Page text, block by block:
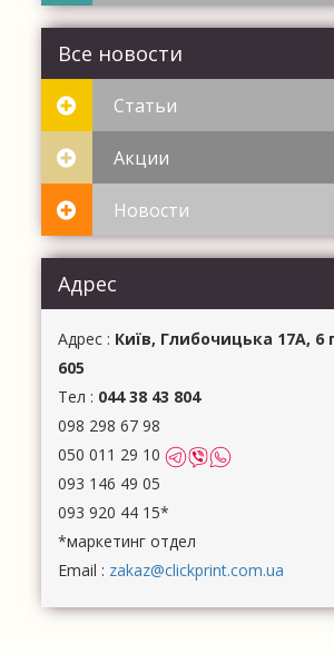
Все новости
Статьи
Акции
Новости
Адрес
Aдрес : Київ, Глибочицька 17А, 6
605
Тел : 044 38 43 804
098 298 67 98
050 011 29 10
093 146 49 05
093 920 44 15*
*маркетинг отдел
Email : zakaz@clickprint.com.ua